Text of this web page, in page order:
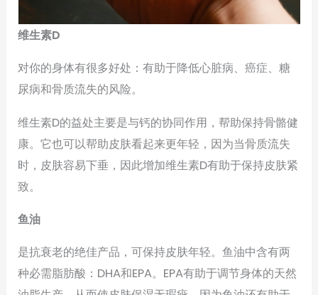
维生素D
对你的身体有很多好处：有助于降低心脏病、癌症、糖
尿病和骨质流失的风险。
维生素D的益处主要是与钙的协同作用，帮助保持骨骼健
康。它也可以帮助皮肤看起来更年轻，因为当骨质流失
时，皮肤容易下垂，因此增加维生素D有助于保持皮肤紧
致。
鱼油
是抗衰老的绝佳产品，可保持皮肤年轻。鱼油中含有两
种必需脂肪酸：DHA和EPA。EPA有助于调节身体的天然